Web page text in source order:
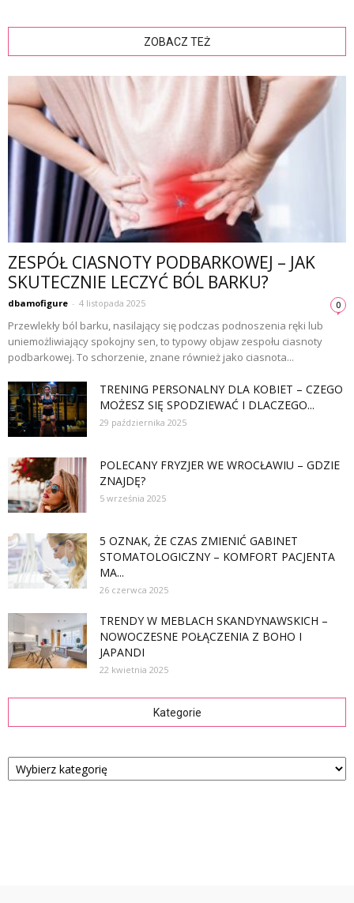
ZOBACZ TEŻ
ZESPÓŁ CIASNOTY PODBARKOWEJ – JAK
SKUTECZNIE LECZYĆ BÓL BARKU?
dbamofigure - 4 listopada 2025 0
Przewlekły ból barku, nasilający się podczas podnoszenia ręki lub
uniemożliwiający spokojny sen, to typowy objaw zespołu ciasnoty
podbarkowej. To schorzenie, znane również jako ciasnota...
TRENING PERSONALNY DLA KOBIET – CZEGO
MOŻESZ SIĘ SPODZIEWAĆ I DLACZEGO...
29 października 2025
POLECANY FRYZJER WE WROCŁAWIU – GDZIE
ZNAJDĘ?
5 września 2025
5 OZNAK, ŻE CZAS ZMIENIĆ GABINET
STOMATOLOGICZNY – KOMFORT PACJENTA
MA...
26 czerwca 2025
TRENDY W MEBLACH SKANDYNAWSKICH –
NOWOCZESNE POŁĄCZENIA Z BOHO I
JAPANDI
22 kwietnia 2025
Kategorie
Kategorie